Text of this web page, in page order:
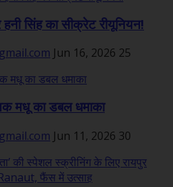
हनी सिंह का सीक्रेट रीयूनियन!
Jun 16, 2026 25
मधू का डबल धमाका
Jun 11, 2026 30